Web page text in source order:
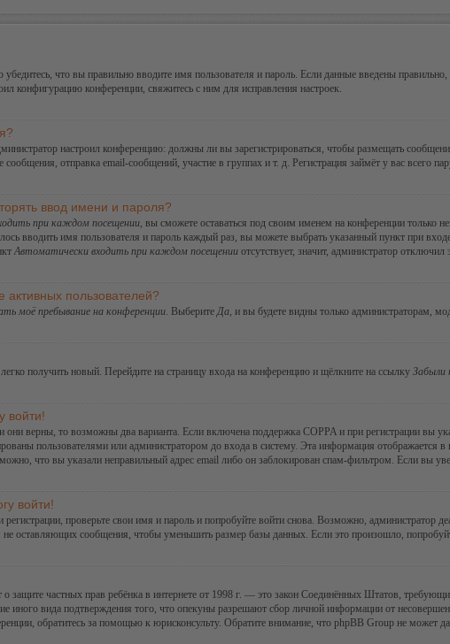
что вы правильно вводите имя пользователя и пароль. Если данные введены
конфигурацию конференции, свяжитесь с ним для исправления настроек.
настроил конференцию: должны ли вы зарегистрироваться, чтобы размещать
отправка email-сообщений, участие в группах и т. д. Регистрация займёт у вас всего
ввод имени и пароля?
при каждом посещении, вы сможете оставаться под своим именем на конференции только
вводить имя пользователя и пароль каждый раз, вы можете выбрать указанный пункт при
Автоматически входить при каждом посещении отсутствует, значит, администратор
активных пользователей?
моё пребывание на конференции. Выберите Да, и вы будете видны только администраторам,
получить новый. Перейдите на страницу входа на конференцию и щёлкните на ссылку Забыли
войти!
они верны, то возможны два варианта. Если включена поддержка COPPA и при регистрации вы
пользователями или администратором до входа в систему. Эта информация отображается
что вы указали неправильный адрес email либо он заблокирован спам-фильтром. Если вы
войти!
регистрации, проверьте свои имя и пароль и попробуйте войти снова. Возможно,
оставляющих сообщения, чтобы уменьшить размер базы данных. Если это произошло,
частных прав ребёнка в интернете от 1998 г. — это закон Соединённых Штатов,
иного вида подтверждения того, что опекуны разрешают сбор личной информации от
обратитесь за помощью к юрисконсульту. Обратите внимание, что phpBB Group не может